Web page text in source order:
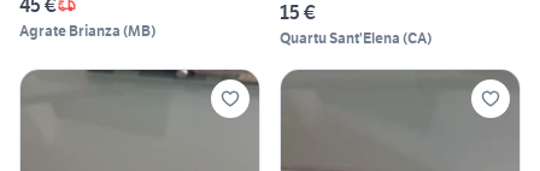
Agrate Brianza (MB)
15 €
Quartu Sant'Elena (CA)